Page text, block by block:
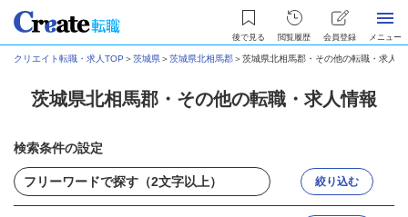
後で見る 閲覧履歴 会員登録 メニュー
クリエイト転職・求人TOP ＞茨城県＞茨城県北相馬郡＞茨城県北相馬郡・その他の転職・求人情
茨城県北相馬郡・その他の転職・求人情報
検索条件の設定
絞り込む